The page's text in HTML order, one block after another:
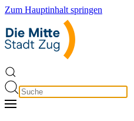
Zum Hauptinhalt springen